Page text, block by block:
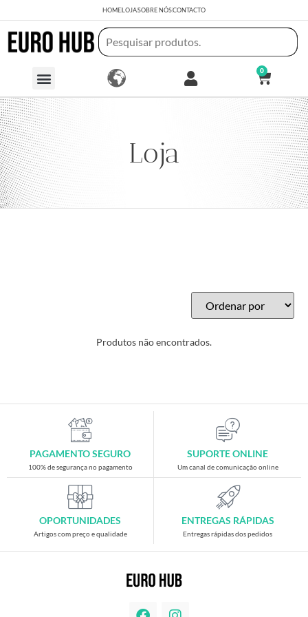
HOMELOJASOBRE NÓSCONTACTO
0
Loja
Produtos não encontrados.
PAGAMENTO SEGURO
100% de segurança no pagamento
SUPORTE ONLINE
Um canal de comunicação online
OPORTUNIDADES
Artigos com preço e qualidade
ENTREGAS RÁPIDAS
Entregas rápidas dos pedidos